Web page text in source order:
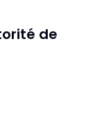
de